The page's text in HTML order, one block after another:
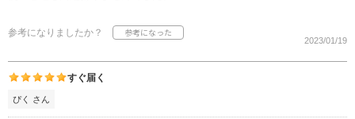
参考になりましたか？
2023/01/19
すぐ届く
ぴく さん